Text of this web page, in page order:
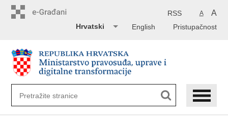
A A
RSS
Pristupačnost
English
Hrvatski